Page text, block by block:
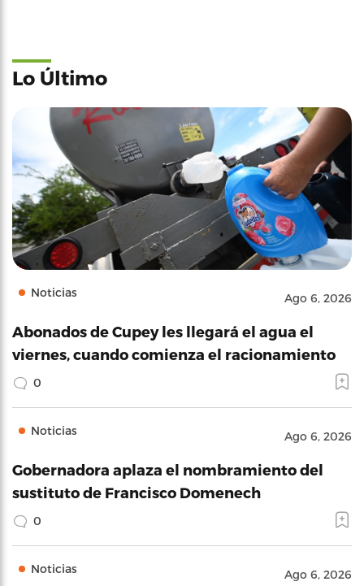
Lo Último
Noticias Ago 6, 2026
Abonados de Cupey les llegará el agua el
viernes, cuando comienza el racionamiento
0
Noticias Ago 6, 2026
Gobernadora aplaza el nombramiento del
sustituto de Francisco Domenech
0
Noticias Ago 6, 2026